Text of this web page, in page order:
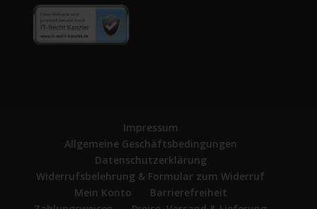
Impressum
Allgemeine Geschäftsbedingungen
Datenschutzerklärung
Widerrufsbelehrung & Formular zum Widerruf
Mein Konto
Barrierefreiheit